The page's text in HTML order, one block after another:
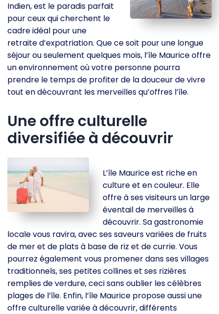
Indien, est le paradis parfait
pour ceux qui cherchent le
cadre idéal pour une
retraite d’expatriation. Que ce soit pour une longue
séjour ou seulement quelques mois, l’île Maurice offre
un environnement où votre personne pourra
prendre le temps de profiter de la douceur de vivre
tout en découvrant les merveilles qu’offres l’île.
Une offre culturelle
diversifiée à découvrir
L’île Maurice est riche en
culture et en couleur. Elle
offre à ses visiteurs un large
éventail de merveilles à
découvrir. Sa gastronomie
locale vous ravira, avec ses saveurs variées de fruits
de mer et de plats à base de riz et de currie. Vous
pourrez également vous promener dans ses villages
traditionnels, ses petites collines et ses rizières
remplies de verdure, ceci sans oublier les célèbres
plages de l’île. Enfin, l’île Maurice propose aussi une
offre culturelle variée à découvrir, différents